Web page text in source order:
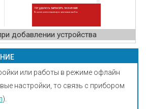
добавлении устройства
или работы в режиме офлайн
настройки, то связь с прибором
).